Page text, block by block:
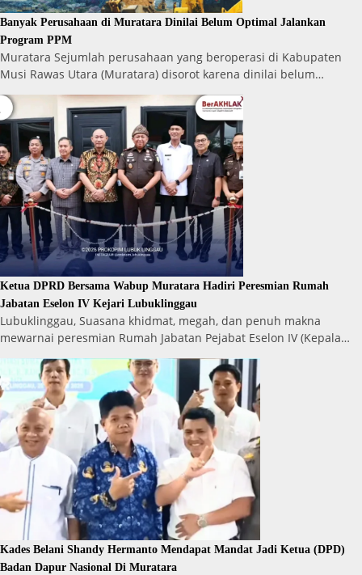
Banyak Perusahaan di Muratara Dinilai Belum Optimal Jalankan
Program PPM
Muratara Sejumlah perusahaan yang beroperasi di Kabupaten
Musi Rawas Utara (Muratara) disorot karena dinilai belum…
Ketua DPRD Bersama Wabup Muratara Hadiri Peresmian Rumah
Jabatan Eselon IV Kejari Lubuklinggau
Lubuklinggau, Suasana khidmat, megah, dan penuh makna
mewarnai peresmian Rumah Jabatan Pejabat Eselon IV (Kepala…
Kades Belani Shandy Hermanto Mendapat Mandat Jadi Ketua (DPD)
Badan Dapur Nasional Di Muratara